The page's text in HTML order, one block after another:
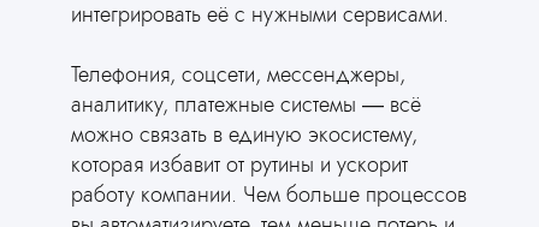
AI соберёт сайт
за вас
Ответьте всего на 2 вопроса и
получите готовый сайт для вашей
сферы деятельности
интегрировать её с нужными сервисами.
Телефония, соцсети, мессенджеры,
аналитику, платежные системы — всё
можно связать в единую экосистему,
которая избавит от рутины и ускорит
работу компании. Чем больше процессов